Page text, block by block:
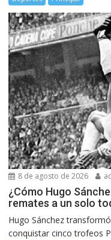
8 de agosto de 2026
¿Cómo Hugo
remates a un solo
Hugo Sánchez
conquistar cinco trofeos